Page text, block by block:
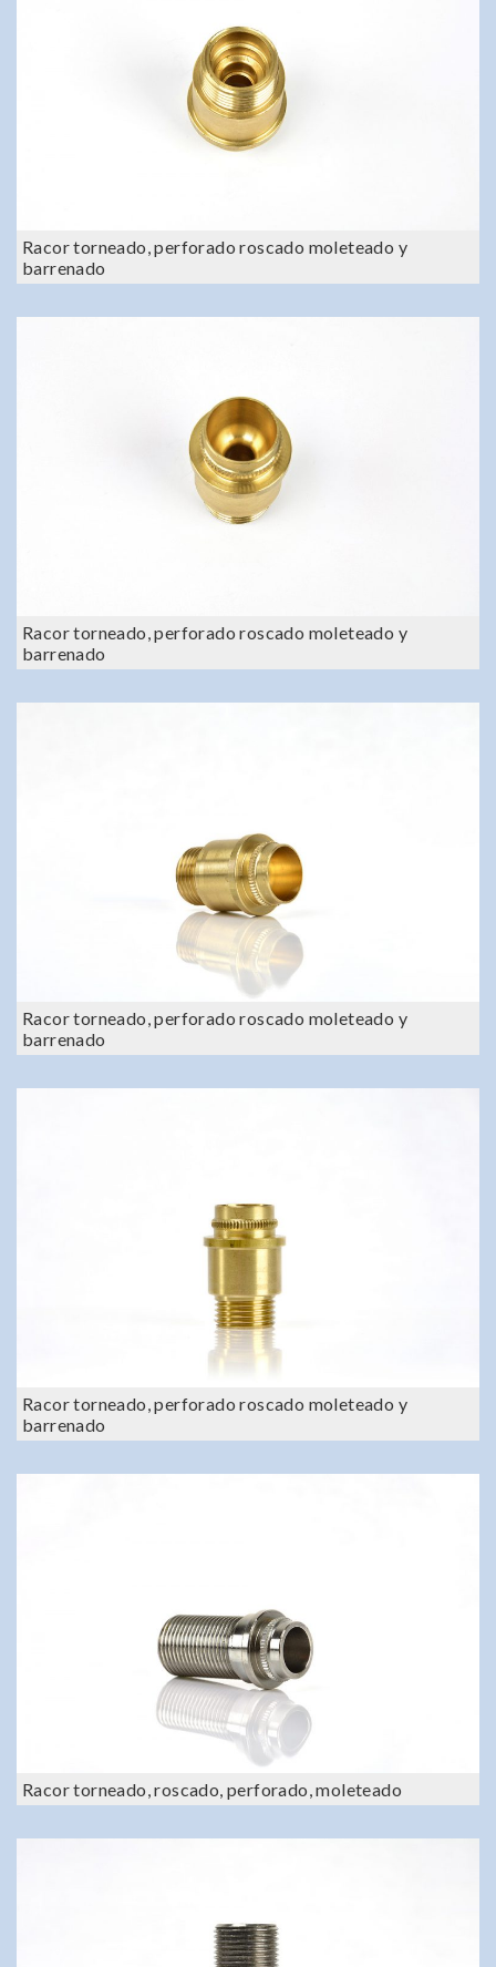
Racor torneado, perforado roscado moleteado y
barrenado
Racor torneado, perforado roscado moleteado y
barrenado
Racor torneado, perforado roscado moleteado y
barrenado
Racor torneado, perforado roscado moleteado y
barrenado
Racor torneado, roscado, perforado, moleteado